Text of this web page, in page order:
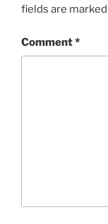
fields are marked
Comment*